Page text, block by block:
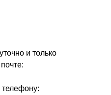
и только